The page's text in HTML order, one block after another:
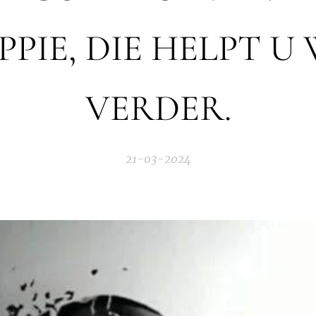
DIE HELPT U
VERDER.
21-03-2024